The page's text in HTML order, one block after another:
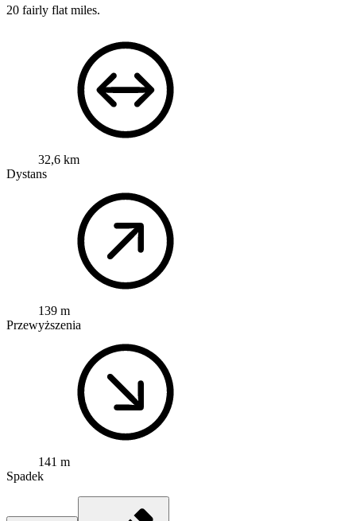
20 fairly flat miles.
32,6 km
Dystans
139 m
Przewyższenia
141 m
Spadek